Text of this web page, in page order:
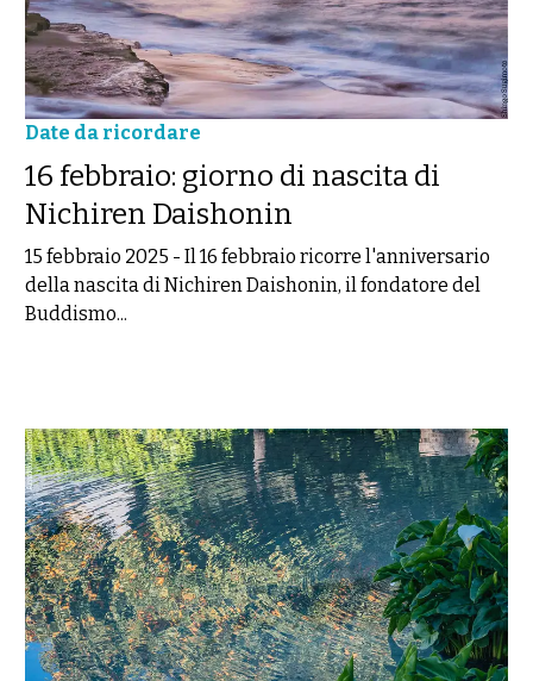
Date da ricordare
16 febbraio: giorno di nascita di
Nichiren Daishonin
15 febbraio 2025 -Il 16 febbraio ricorre l'anniversario
della nascita di Nichiren Daishonin, il fondatore del
Buddismo...